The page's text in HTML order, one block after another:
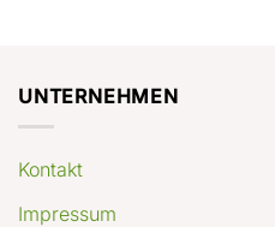
UNTERNEHMEN
Kontakt
Impressum